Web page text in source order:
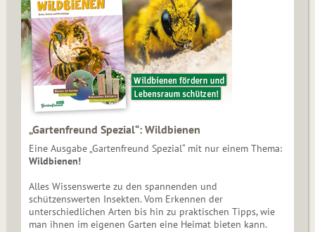
„Gartenfreund Spezial“: Wildbienen
Eine Ausgabe „Gartenfreund Spezial“ mit nur einem Thema:
Wildbienen!
Alles Wissenswerte zu den spannenden und
schützenswerten Insekten. Vom Erkennen der
unterschiedlichen Arten bis hin zu praktischen Tipps, wie
man ihnen im eigenen Garten eine Heimat bieten kann.